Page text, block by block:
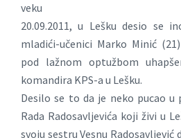
veku
20.09.2011, u Lešku desio se
mladići-učenici Marko Minić
pod lažnom optužbom
komandira KPS-a u Lešku.
Desilo se to da je neko pucao u
Rada Radosavljevića koji živi u
svoju sestru Vesnu Radosavljević